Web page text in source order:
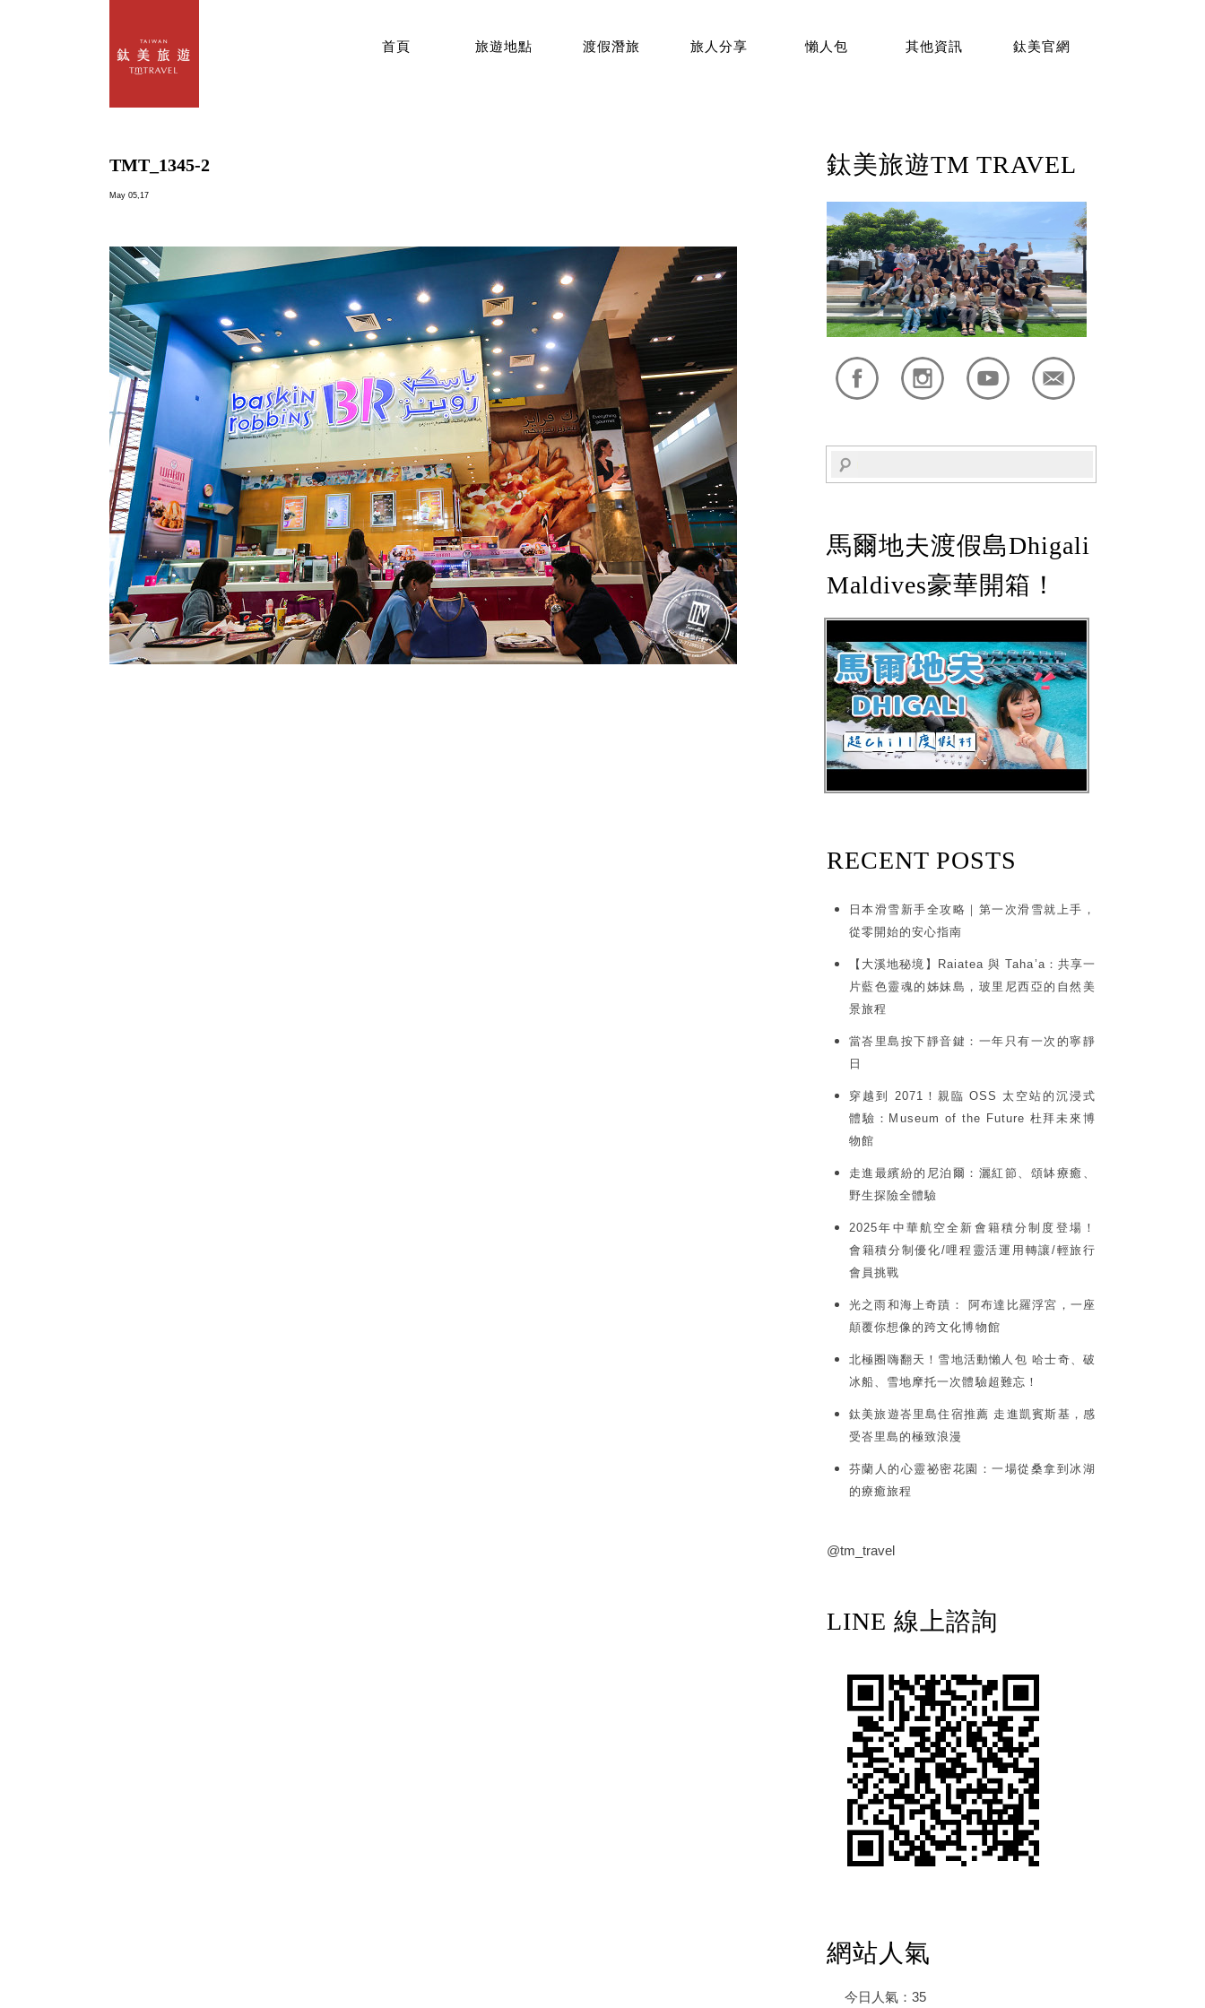
首頁 旅遊地點 渡假潛旅 旅人分享 懶人包 其他資訊 鈦美官網
TMT_1345-2
May 05,17
鈦美旅遊TM TRAVEL
馬爾地夫渡假島Dhigali
Maldives豪華開箱！
RECENT POSTS
日本滑雪新手全攻略｜第一次滑雪就上手，
從零開始的安心指南
【大溪地秘境】Raiatea 與 Taha’a：共享一
片藍色靈魂的姊妹島，玻里尼西亞的自然美
景旅程
當峇里島按下靜音鍵：一年只有一次的寧靜
日
穿越到 2071！親臨 OSS 太空站的沉浸式
體驗：Museum of the Future 杜拜未來博
物館
走進最繽紛的尼泊爾：灑紅節、頌缽療癒、
野生探險全體驗
2025年中華航空全新會籍積分制度登場！
會籍積分制優化/哩程靈活運用轉讓/輕旅行
會員挑戰
光之雨和海上奇蹟： 阿布達比羅浮宮，一座
顛覆你想像的跨文化博物館
北極圈嗨翻天！雪地活動懶人包 哈士奇、破
冰船、雪地摩托一次體驗超難忘！
鈦美旅遊峇里島住宿推薦 走進凱賓斯基，感
受峇里島的極致浪漫
芬蘭人的心靈祕密花園：一場從桑拿到冰湖
的療癒旅程
@tm_travel
LINE 線上諮詢
網站人氣
今日人氣： 35